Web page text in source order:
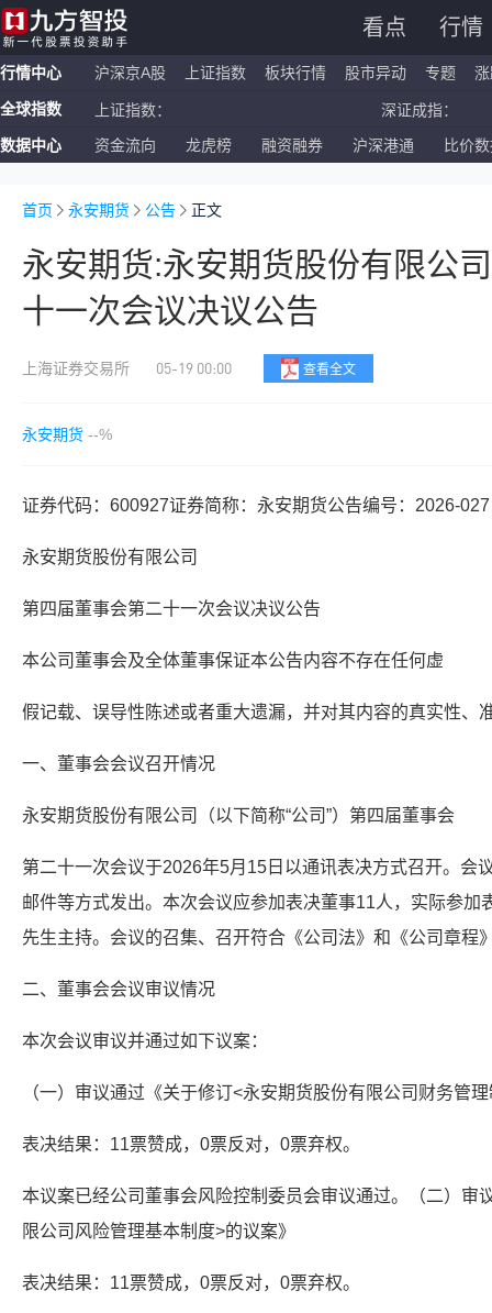
看点 行情
行情中心 沪深京A股 上证指数 板块行情 股市异动 专题
全球指数 上证指数： 深证成指：
恒生指数： 国企指数：
数据中心 资金流向 龙虎榜 融资融券 沪深港通 比价
首页 永安期货 公告 正文
永安期货:永安期货股份有限公
十一次会议决议公告
上海证券交易所 05-19 00:00 查看全文
永安期货 --%
证券代码：600927证券简称：永安期货公告编号：2026-027
永安期货股份有限公司
第四届董事会第二十一次会议决议公告
本公司董事会及全体董事保证本公告内容不存在任何虚
假记载、误导性陈述或者重大遗漏，并对其内容的真实性、
一、董事会会议召开情况
永安期货股份有限公司（以下简称“公司”）第四届董事会
第二十一次会议于2026年5月15日以通讯表决方式召开。会
邮件等方式发出。本次会议应参加表决董事11人，实际参加
先生主持。会议的召集、召开符合《公司法》和《公司章程
二、董事会会议审议情况
本次会议审议并通过如下议案：
（一）审议通过《关于修订<永安期货股份有限公司财务管
表决结果：11票赞成，0票反对，0票弃权。
本议案已经公司董事会风险控制委员会审议通过。（二）审
限公司风险管理基本制度>的议案》
表决结果：11票赞成，0票反对，0票弃权。